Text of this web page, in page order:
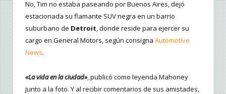
No, Tim no estaba paseando por Buenos Aires, dejó
estacionada su flamante SUV negra en un barrio
suburbano de Detroit, donde reside para ejercer su
cargo en General Motors, según consigna Automotive
News.
«La vida en la ciudad» , publicó como leyenda Mahoney
junto a la foto. Y al recibir comentarios de sus amistades,